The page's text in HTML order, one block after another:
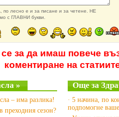
лесно е и за писане и за четене. НЕ
с ГЛАВНИ букви.
се за да имаш повече
коментиране на
»
– има разлика!
преходния сезон?
Още за
· 5 начина, по
подпомогне